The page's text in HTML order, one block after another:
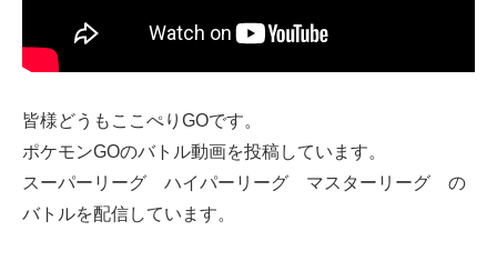
皆様どうもここぺりGOです。
ポケモンGOのバトル動画を投稿しています。
スーパーリーグ ハイパーリーグ マスターリーグ の
バトルを配信しています。